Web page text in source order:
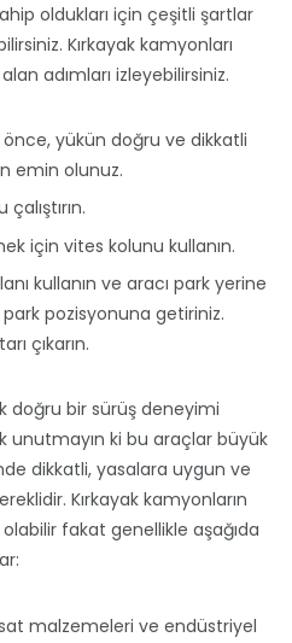
oldukları için çeşitli şartlar
Kırkayak kamyonları
adımları izleyebilirsiniz.
yükün doğru ve dikkatli
emin olunuz.
için vites kolunu kullanın.
kullanın ve aracı park yerine
pozisyonuna getiriniz.
çıkarın.
doğru bir sürüş deneyimi
unutmayın ki bu araçlar büyük
dikkatli, yasalara uygun ve
Kırkayak kamyonların
fakat genellikle aşağıda
malzemeleri ve endüstriyel